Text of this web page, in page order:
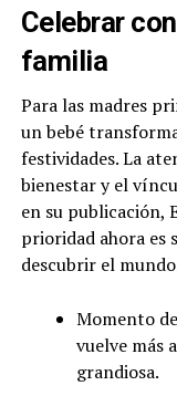
Celebrar
familia
Para las madres
un bebé
festividades. La
bienestar y el
en su publicación,
prioridad ahora es
descubrir el
Momento
vuelve más
grandiosa.